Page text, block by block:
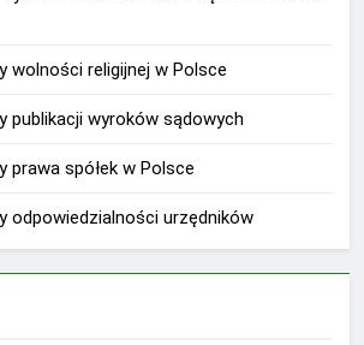
wolności religijnej w Polsce
publikacji wyroków sądowych
prawa spółek w Polsce
odpowiedzialności urzędników